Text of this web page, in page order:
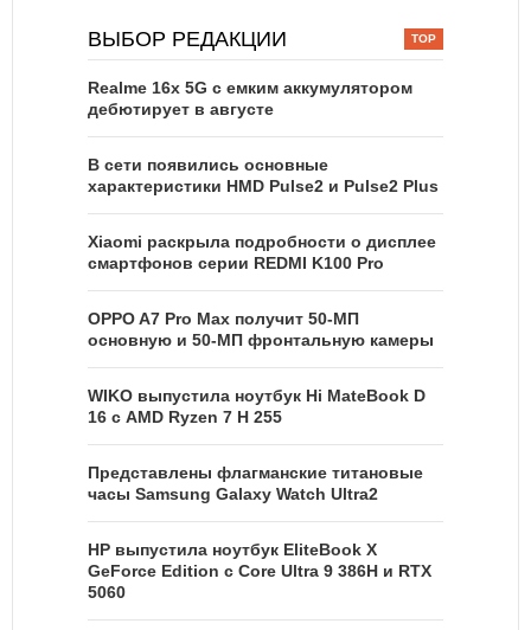
ВЫБОР РЕДАКЦИИ
Realme 16x 5G с емким аккумулятором
дебютирует в августе
В сети появились основные
характеристики HMD Pulse2 и Pulse2 Plus
Xiaomi раскрыла подробности о дисплее
смартфонов серии REDMI K100 Pro
OPPO A7 Pro Max получит 50-МП
основную и 50-МП фронтальную камеры
WIKO выпустила ноутбук Hi MateBook D
16 с AMD Ryzen 7 H 255
Представлены флагманские титановые
часы Samsung Galaxy Watch Ultra2
HP выпустила ноутбук EliteBook X
GeForce Edition с Core Ultra 9 386H и RTX
5060